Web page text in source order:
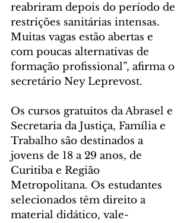
reabriram depois do período de
restrições sanitárias intensas.
Muitas vagas estão abertas e
com poucas alternativas de
formação profissional”, afirma o
secretário Ney Leprevost.
Os cursos gratuitos da Abrasel e
Secretaria da Justiça, Família e
Trabalho são destinados a
jovens de 18 a 29 anos, de
Curitiba e Região
Metropolitana. Os estudantes
selecionados têm direito a
material didático, vale-